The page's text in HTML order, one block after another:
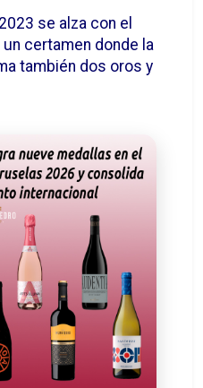
se alza con el
certamen donde la
también dos oros y